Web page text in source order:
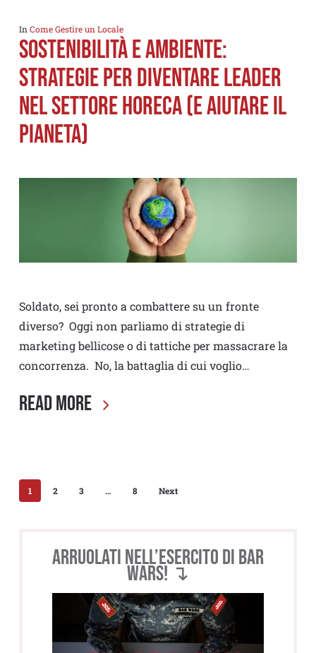
In Come Gestire un Locale
Sostenibilità e ambiente:
strategie per diventare leader
nel settore Horeca (e aiutare il
pianeta)
Soldato, sei pronto a combattere su un fronte
diverso? Oggi non parliamo di strategie di
marketing bellicose o di tattiche per massacrare la
concorrenza. No, la battaglia di cui voglio…
Read More
1 2 3 … 8 Next
Arruolati nell’esercito di BAR
WARS! ↴